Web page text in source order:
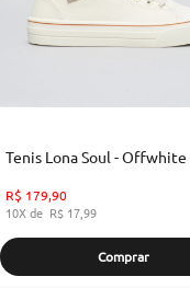
Tenis Lona Soul - Offwhite
R$ 179,90
10
R$ 17,99
Comprar